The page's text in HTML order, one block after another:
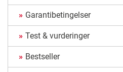
Garantibetingelser
Test & vurderinger
Bestseller